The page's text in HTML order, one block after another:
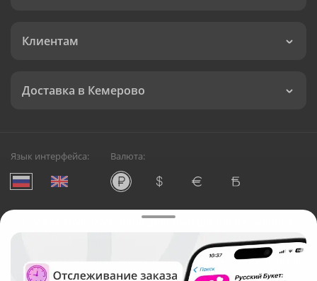
Клиентам
Доставка в Кемерово
Язык интерфейса: Валюта:
Служба круглосуточной доставки цветов в Кемерово
Русский Букет, 2026
Общество с ограниченной ответственностью «Технология»
ОГРН: 1195476081745, ИНН: 5410081997